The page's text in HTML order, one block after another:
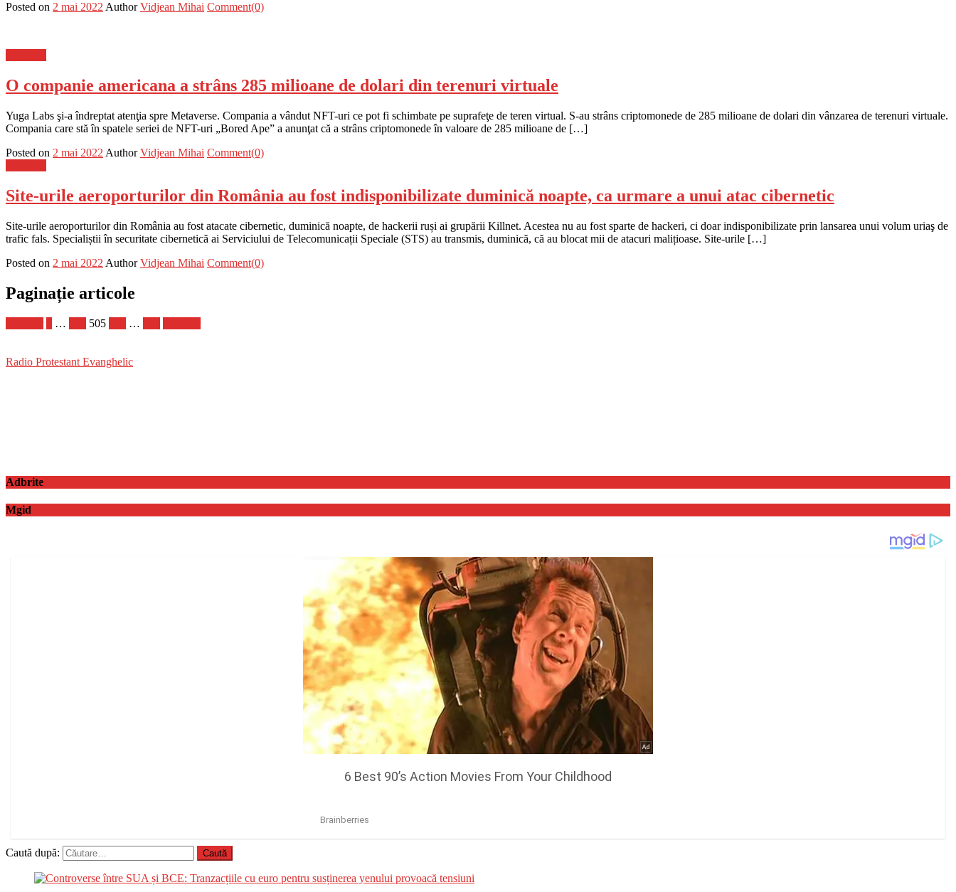
Posted on 2 mai 2022 Author Vidjean Mihai Comment(0)
O companie americana a strâns 285 milioane de dolari din terenuri virtuale
Yuga Labs şi-a îndreptat atenţia spre Metaverse. Compania a vândut NFT-uri ce pot fi schimbate pe suprafeţe de teren virtual. S-au strâns criptomonede de 285 milioane de dolari din vânzarea de terenuri virtuale.
Compania care stă în spatele seriei de NFT-uri „Bored Ape” a anunţat că a strâns criptomonede în valoare de 285 milioane de […]
Posted on 2 mai 2022 Author Vidjean Mihai Comment(0)
Site-urile aeroporturilor din România au fost indisponibilizate duminică noapte, ca urmare a unui atac cibernetic
Site-urile aeroporturilor din România au fost atacate cibernetic, duminică noapte, de hackerii ruși ai grupării Killnet. Acestea nu au fost sparte de hackeri, ci doar indisponibilizate prin lansarea unui volum uriaş de
trafic fals. Specialiștii în securitate cibernetică ai Serviciului de Telecomunicații Speciale (STS) au transmis, duminică, că au blocat mii de atacuri malițioase. Site-urile […]
Posted on 2 mai 2022 Author Vidjean Mihai Comment(0)
Paginație articole
… 505 …
Radio Protestant Evanghelic
Adbrite
Mgid
Caută după: